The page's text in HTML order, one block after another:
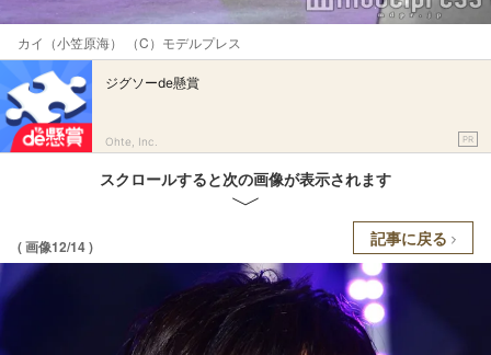
カイ（小笠原海） （C）モデルプレス
ジグソーde懸賞
Ohte, Inc. PR
スクロールすると次の画像が表示されます
( 画像12/14 ) 記事に戻る